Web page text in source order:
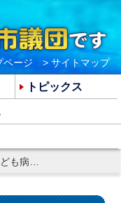
大規模校、保育士配置基準を問う
トピックス
ページ > サイトマップ